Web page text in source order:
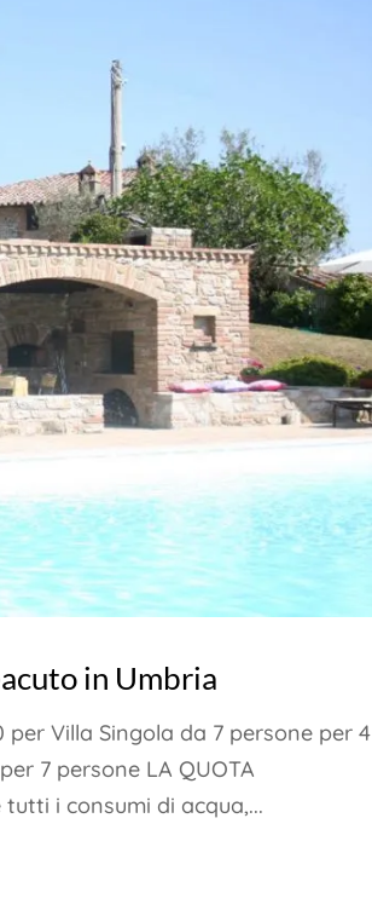
in Umbria
Villa Singola da 7 persone per 4
7 persone LA QUOTA
tutti i consumi di acqua,...